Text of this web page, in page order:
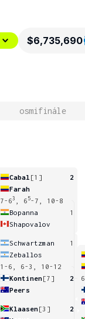
$6,735,690
osmifinále
Cabal [1]
2
Farah
7-63 , 6 5-7, 10-8
Bopanna
1
Shapovalov
Schwartzman
1
Zeballos
1-6, 6-3, 10-12
Kontinen[7]
2
Peers
Klaasen[3]
2